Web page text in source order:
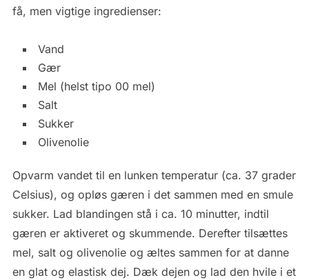
få, men vigtige ingredienser:
Vand
Gær
Mel (helst tipo 00 mel)
Salt
Sukker
Olivenolie
Opvarm vandet til en lunken temperatur (ca. 37 grader
Celsius), og opløs gæren i det sammen med en smule
sukker. Lad blandingen stå i ca. 10 minutter, indtil
gæren er aktiveret og skummende. Derefter tilsættes
mel, salt og olivenolie og æltes sammen for at danne
en glat og elastisk dej. Dæk dejen og lad den hvile i et